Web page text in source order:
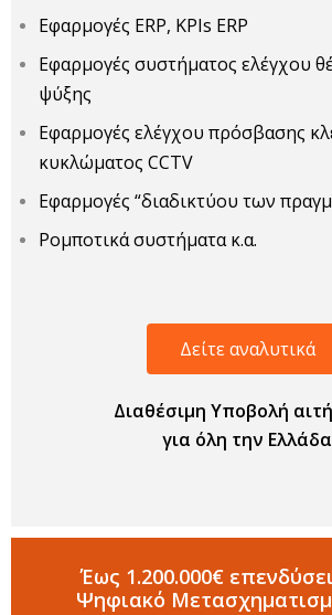
Εφαρμογές ERP, KPIs ERP
Εφαρμογές συστήματος ελέγχου
ψύξης
Εφαρμογές ελέγχου πρόσβασης
κυκλώματος CCTV
Εφαρμογές “διαδικτύου των
Ρομποτικά συστήματα κ.α.
Δείτε αναλυτικά
Διαθέσιμη Υποβολή
για όλη την Ελλάδα
Έως 1.200.000€
Ψηφιακό